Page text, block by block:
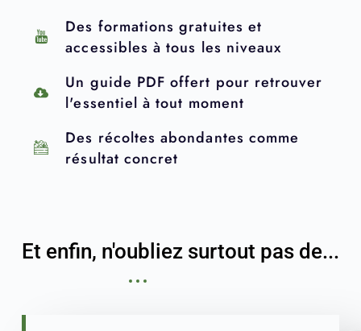
Des formations gratuites et
accessibles à tous les niveaux
Un guide PDF offert pour retrouver
l'essentiel à tout moment
Des récoltes abondantes comme
résultat concret
Et enfin, n'oubliez surtout pas de...